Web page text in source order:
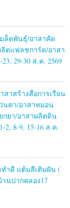
ล็ดพันธุ์/อาสาคัด
ลิตแฟลชการ์ด/อาสา
29-30 ส.ค. 2569
สาสร้างสื่อการเรียน
นตา/อาสาหมอน
กยา/อาสาผลิตดิน
8-9, 15-16 ส.ค.
ทำดี แต้มสีเติมฝัน (
นปากคลอง17